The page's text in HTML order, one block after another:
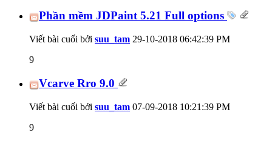
Phần mềm JDPaint 5.21 Full options
Viết bài cuối bởi suu_tam 29-10-2018 06:42:39 PM
9
Vcarve Rro 9.0
Viết bài cuối bởi suu_tam 07-09-2018 10:21:39 PM
9